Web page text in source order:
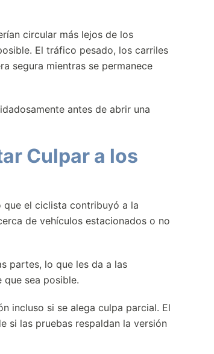
circular más lejos de los
El tráfico pesado, los carriles
segura mientras se permanece
antes de abrir una
Culpar a los
que el ciclista contribuyó a la
de vehículos estacionados o no
partes, lo que les da a las
sea posible.
incluso si se alega culpa parcial. El
si las pruebas respaldan la versión